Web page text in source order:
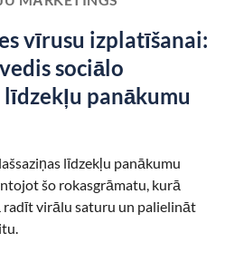
vīrusu izplatīšanai:
sociālo
līdzekļu panākumu
līdzekļu panākumu
šo rokasgrāmatu, kurā
radīt virālu saturu un palielināt